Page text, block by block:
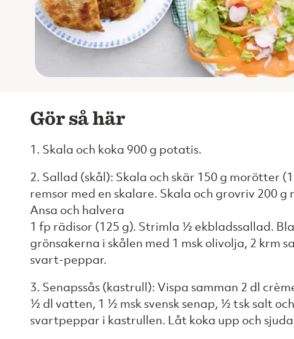
Gör så här
1. Skala och koka 900 g potatis.
2. Sallad (skål): Skala och skär 150 g morötter
remsor med en skalare. Skala och grovriv 200 g
Ansa och halvera
1 fp rädisor (125 g). Strimla ½ ekbladssallad.
grönsakerna i skålen med 1 msk olivolja, 2 krm
svart-peppar.
3. Senapssås (kastrull): Vispa samman 2 dl
½ dl vatten, 1 ½ msk svensk senap, ½ tsk salt
svartpeppar i kastrullen. Låt koka upp och